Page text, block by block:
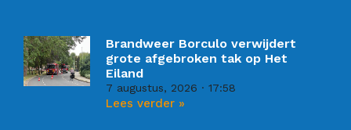
Brandweer Borculo verwijdert
grote afgebroken tak op Het
Eiland
7 augustus, 2026 17:58
Lees verder »